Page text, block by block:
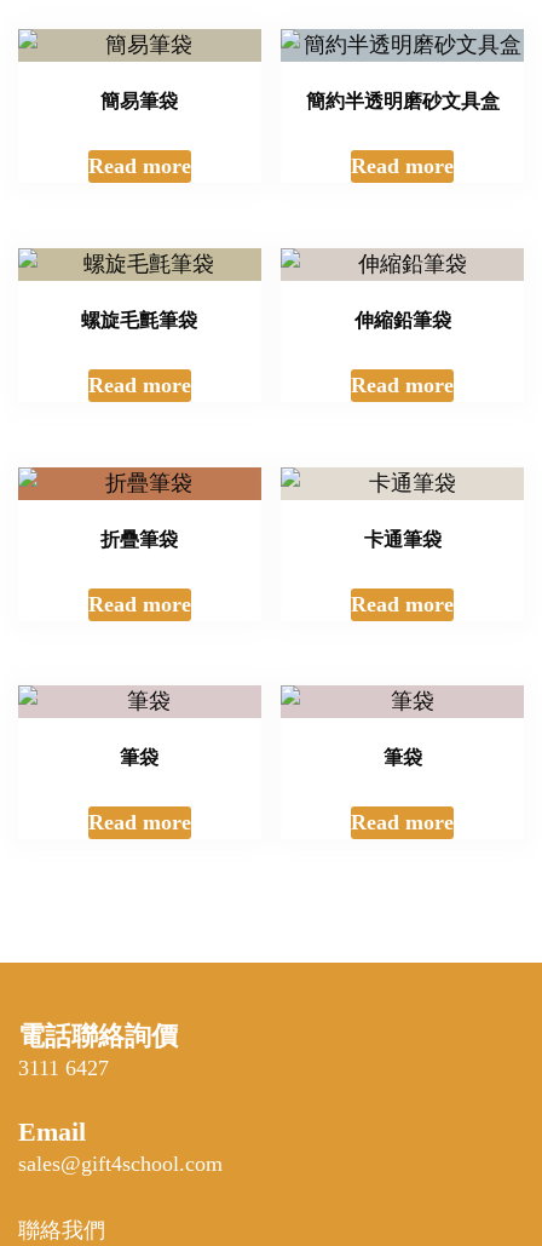
簡易筆袋
Read more
簡約半透明磨砂文具盒
Read more
螺旋毛氈筆袋
Read more
伸縮鉛筆袋
Read more
折疊筆袋
Read more
卡通筆袋
Read more
筆袋
Read more
筆袋
Read more
電話聯絡詢價
3111 6427
Email
sales@gift4school.com
聯絡我們